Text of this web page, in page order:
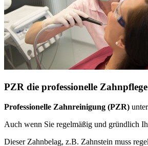
PZR die professionelle Zahnpflege
Professionelle Zahnreinigung (PZR)
Auch wenn Sie regelmäßig und gründlich
Dieser Zahnbelag, z.B. Zahnstein muss